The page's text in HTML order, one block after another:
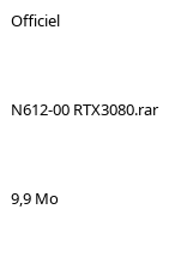
Officiel
N612-00 RTX3080.rar
9,9 Mo